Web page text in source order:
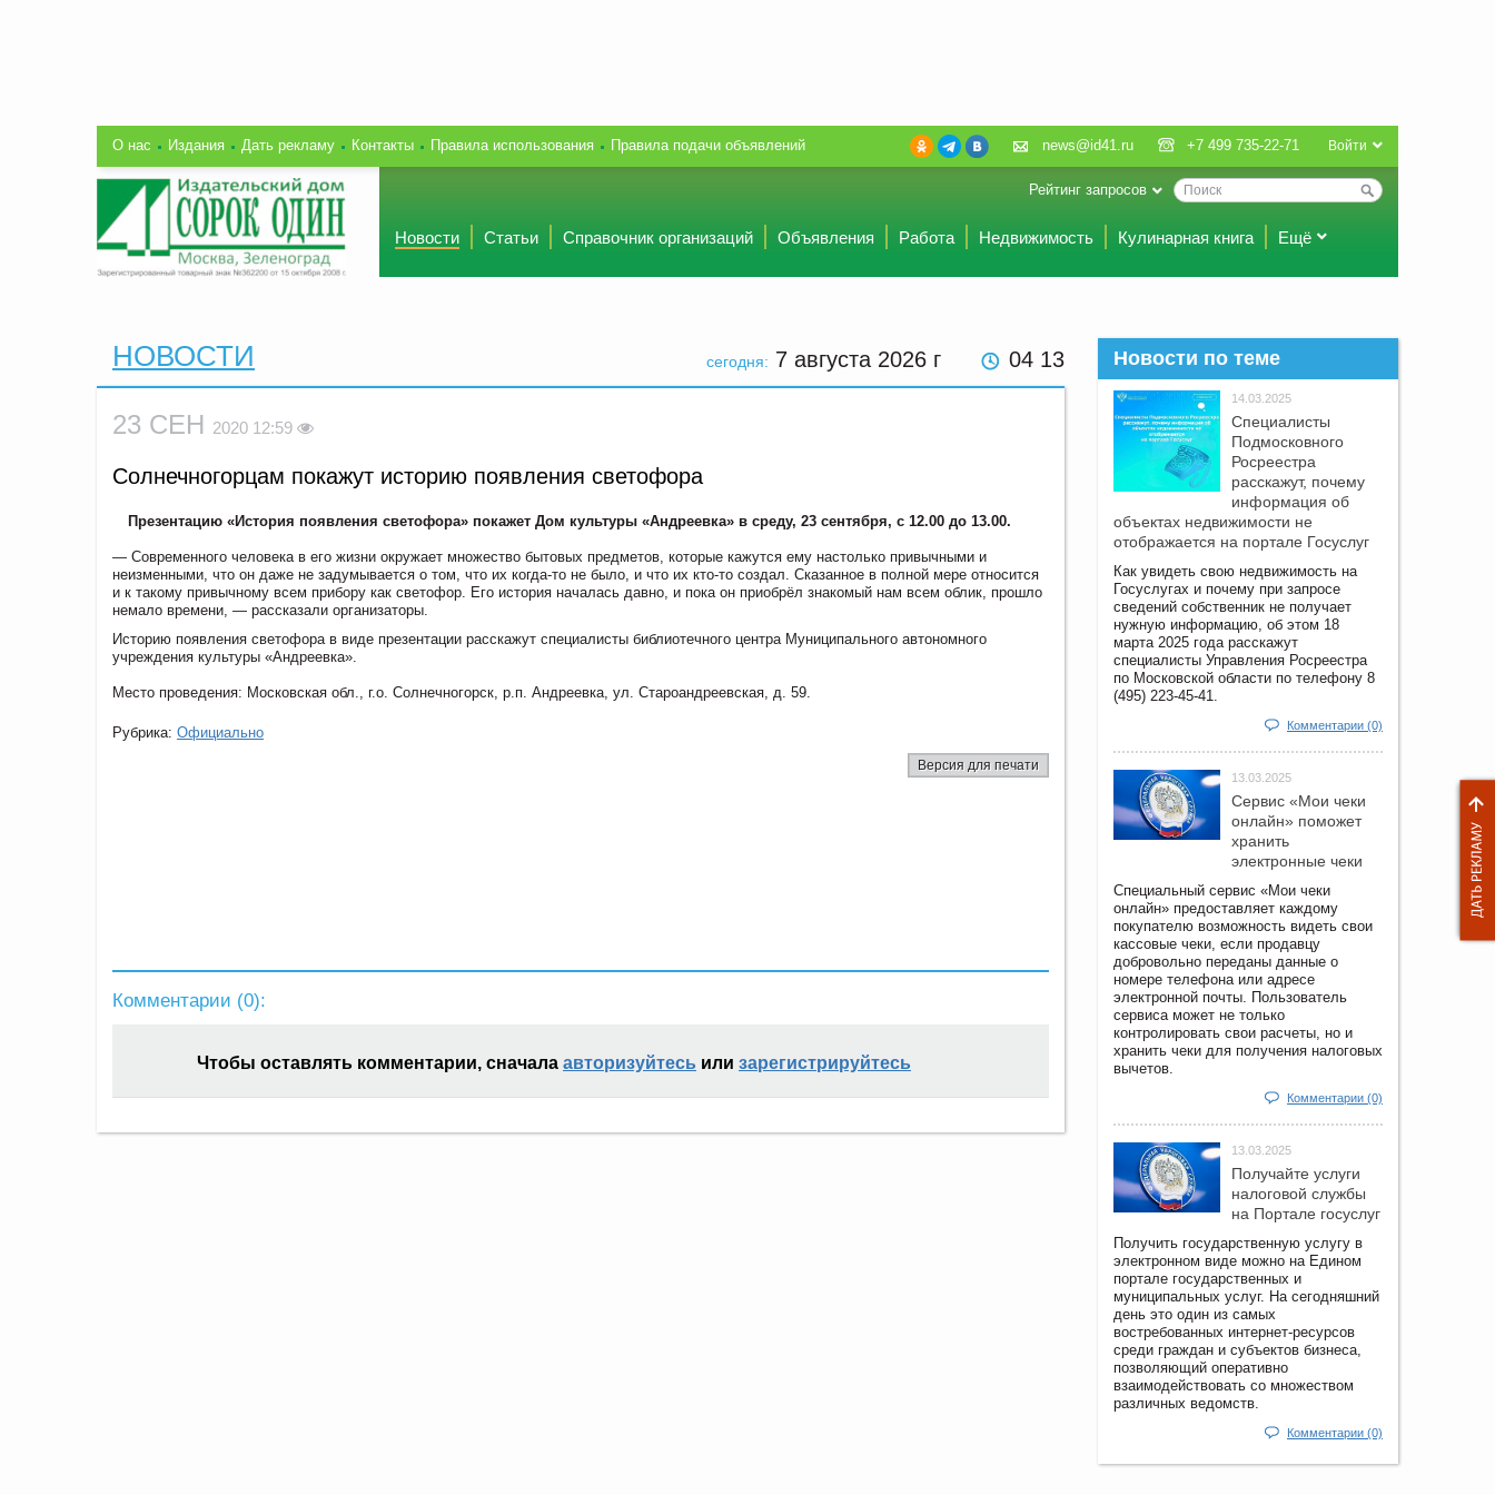
О нас Издания Дать рекламу Контакты Правила использования Правила подачи объявлений Войти
news@id41.ru +7 499 735-22-71
Рейтинг запросов
Новости Статьи Справочник организаций Объявления Работа Недвижимость Кулинарная книга Ещё
сегодня: 7 августа 2026 г 04 13
НОВОСТИ
23 СЕН 2020 12:59
Солнечногорцам покажут историю появления светофора
Презентацию «История появления светофора» покажет Дом культуры «Андреевка» в среду, 23 сентября, с 12.00 до 13.00.
— Современного человека в его жизни окружает множество бытовых предметов, которые кажутся ему настолько привычными и
неизменными, что он даже не задумывается о том, что их когда-то не было, и что их кто-то создал. Сказанное в полной мере относится
и к такому привычному всем прибору как светофор. Его история началась давно, и пока он приобрёл знакомый нам всем облик, прошло
немало времени, — рассказали организаторы.
Историю появления светофора в виде презентации расскажут специалисты библиотечного центра Муниципального автономного
учреждения культуры «Андреевка».
Место проведения: Московская обл., г.о. Солнечногорск, р.п. Андреевка, ул. Староандреевская, д. 59.
Рубрика: Официально
Версия для печати
Комментарии (0):
Чтобы оставлять комментарии, сначала авторизуйтесь или зарегистрируйтесь
Новости по теме
14.03.2025
Специалисты
Подмосковного
Росреестра
расскажут, почему
информация об
объектах недвижимости не
отображается на портале Госуслуг
Как увидеть свою недвижимость на
Госуслугах и почему при запросе
сведений собственник не получает
нужную информацию, об этом 18
марта 2025 года расскажут
специалисты Управления Росреестра
по Московской области по телефону 8
(495) 223-45-41.
Комментарии (0)
13.03.2025
Сервис «Мои чеки
онлайн» поможет
хранить
электронные чеки
Специальный сервис «Мои чеки
онлайн» предоставляет каждому
покупателю возможность видеть свои
кассовые чеки, если продавцу
добровольно переданы данные о
номере телефона или адресе
электронной почты. Пользователь
сервиса может не только
контролировать свои расчеты, но и
хранить чеки для получения налоговых
вычетов.
Комментарии (0)
13.03.2025
Получайте услуги
налоговой службы
на Портале госyслуг
Получить государственную услугу в
электронном виде можно на Едином
портале государственных и
муниципальных услуг. На сегодняшний
день это один из самых
востребованных интернет-ресурсов
среди граждан и субъектов бизнеса,
позволяющий оперативно
взаимодействовать со множеством
различных ведомств.
Комментарии (0)